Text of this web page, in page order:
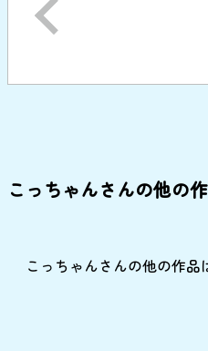
こっちゃんさんの他の
こっちゃんさんの他の作品